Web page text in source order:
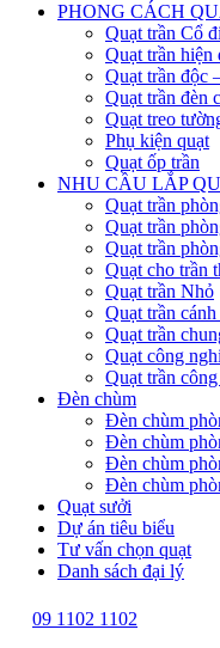
PHONG CÁCH
Quạt trần Cổ
Quạt trần hiện
Quạt trần độc
Quạt trần đèn
Quạt treo
Phụ kiện quạt
Quạt ốp trần
NHU CẦU LẮP
Quạt trần
Quạt trần
Quạt trần
Quạt cho trần
Quạt trần Nhỏ
Quạt trần
Quạt trần
Quạt công
Quạt trần
Đèn chùm
Đèn chùm
Đèn chùm
Đèn chùm
Đèn chùm
Quạt sưởi
Dự án tiêu biểu
Tư vấn chọn quạt
Danh sách đại lý
09 1102 1102